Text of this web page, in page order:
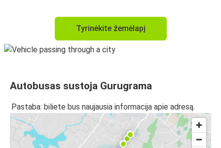
Tyrinėkite žemėlapį
Autobusas sustoja Gurugrama
Pastaba: biliete bus naujausia informacija apie adresą.